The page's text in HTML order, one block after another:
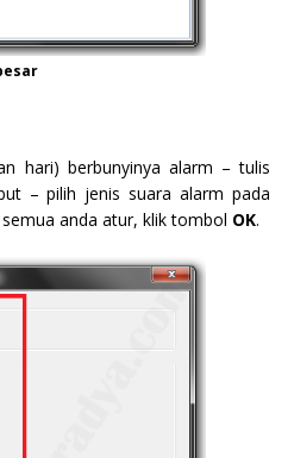
hari) berbunyinya alarm – tulis
– pilih jenis suara alarm pada
anda atur, klik tombol OK.